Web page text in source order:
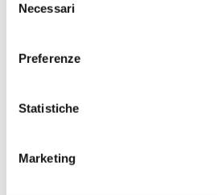
delNecessari
Preferenze
Statistiche
Marketing